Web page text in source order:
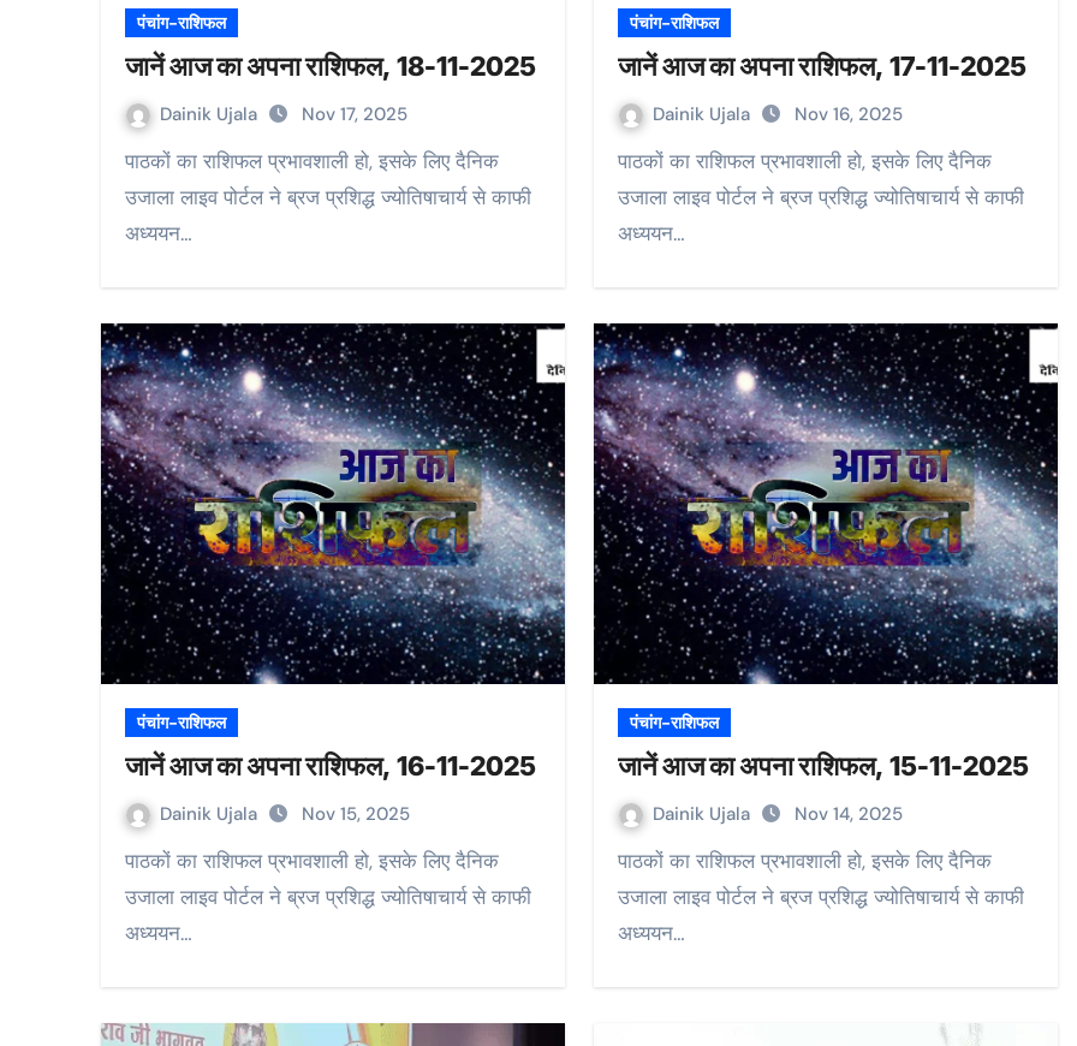
पंचांग-राशिफल
जानें आज का अपना राशिफल, 18-11-2025
Dainik Ujala Nov 17, 2025
पाठकों का राशिफल प्रभावशाली हो, इसके लिए दैनिक
उजाला लाइव पोर्टल ने ब्रज प्रशिद्ध ज्योतिषाचार्य से काफी
अध्ययन…
पंचांग-राशिफल
जानें आज का अपना राशिफल, 17-11-2025
Dainik Ujala Nov 16, 2025
पाठकों का राशिफल प्रभावशाली हो, इसके लिए दैनिक
उजाला लाइव पोर्टल ने ब्रज प्रशिद्ध ज्योतिषाचार्य से काफी
अध्ययन…
पंचांग-राशिफल
जानें आज का अपना राशिफल, 16-11-2025
Dainik Ujala Nov 15, 2025
पाठकों का राशिफल प्रभावशाली हो, इसके लिए दैनिक
उजाला लाइव पोर्टल ने ब्रज प्रशिद्ध ज्योतिषाचार्य से काफी
अध्ययन…
पंचांग-राशिफल
जानें आज का अपना राशिफल, 15-11-2025
Dainik Ujala Nov 14, 2025
पाठकों का राशिफल प्रभावशाली हो, इसके लिए दैनिक
उजाला लाइव पोर्टल ने ब्रज प्रशिद्ध ज्योतिषाचार्य से काफी
अध्ययन…